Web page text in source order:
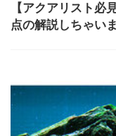
【アクアリスト必
点の解説しちゃい